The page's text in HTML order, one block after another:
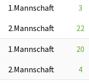
1.Mannschaft 3
2.Mannschaft
22
1.Mannschaft 20
2.Mannschaft
4